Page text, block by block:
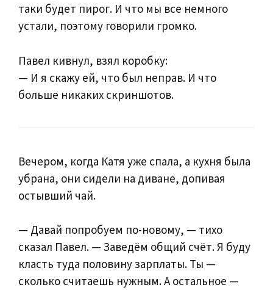
таки будет пирог. И что мы все немного
устали, поэтому говорили громко.
Павел кивнул, взял коробку:
— И я скажу ей, что был неправ. И что
больше никаких скриншотов.
Вечером, когда Катя уже спала, а кухня была
убрана, они сидели на диване, допивая
остывший чай.
— Давай попробуем по-новому, — тихо
сказал Павел. — Заведём общий счёт. Я буду
класть туда половину зарплаты. Ты —
сколько считаешь нужным. А остальное —